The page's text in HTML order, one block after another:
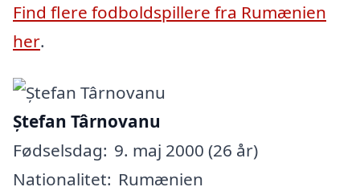
Find flere fodboldspillere fra Rumænien
her.
Ștefan Târnovanu
Fødselsdag: 9. maj 2000 (26 år)
Nationalitet: Rumænien